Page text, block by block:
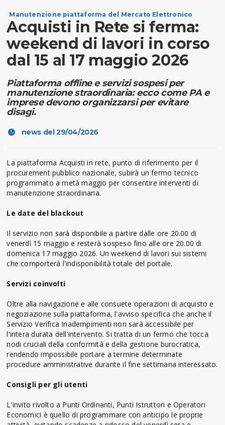
Manutenzione piattaforma del Mercato Elettronico
Acquisti in Rete si ferma:
weekend di lavori in corso
dal 15 al 17 maggio 2026
Piattaforma offline e servizi sospesi per
manutenzione straordinaria: ecco come PA e
imprese devono organizzarsi per evitare
disagi.
news del 29/04/2026
La piattaforma Acquisti in rete, punto di riferimento per il
procurement pubblico nazionale, subirà un fermo tecnico
programmato a metà maggio per consentire interventi di
manutenzione straordinaria.
Le date del blackout
Il servizio non sarà disponibile a partire dalle ore 20.00 di
venerdì 15 maggio e resterà sospeso fino alle ore 20.00 di
domenica 17 maggio 2026. Un weekend di lavori sui sistemi
che comporterà l'indisponibilità totale del portale.
Servizi coinvolti
Oltre alla navigazione e alle consuete operazioni di acquisto e
negoziazione sulla piattaforma, l'avviso specifica che anche il
Servizio Verifica Inadempimenti non sarà accessibile per
l'intera durata dell'intervento. Si tratta di un fermo che tocca
nodi cruciali della conformità e della gestione burocratica,
rendendo impossibile portare a termine determinate
procedure amministrative durante il fine settimana interessato.
Consigli per gli utenti
L'invito rivolto a Punti Ordinanti, Punti Istruttori e Operatori
Economici è quello di programmare con anticipo le proprie